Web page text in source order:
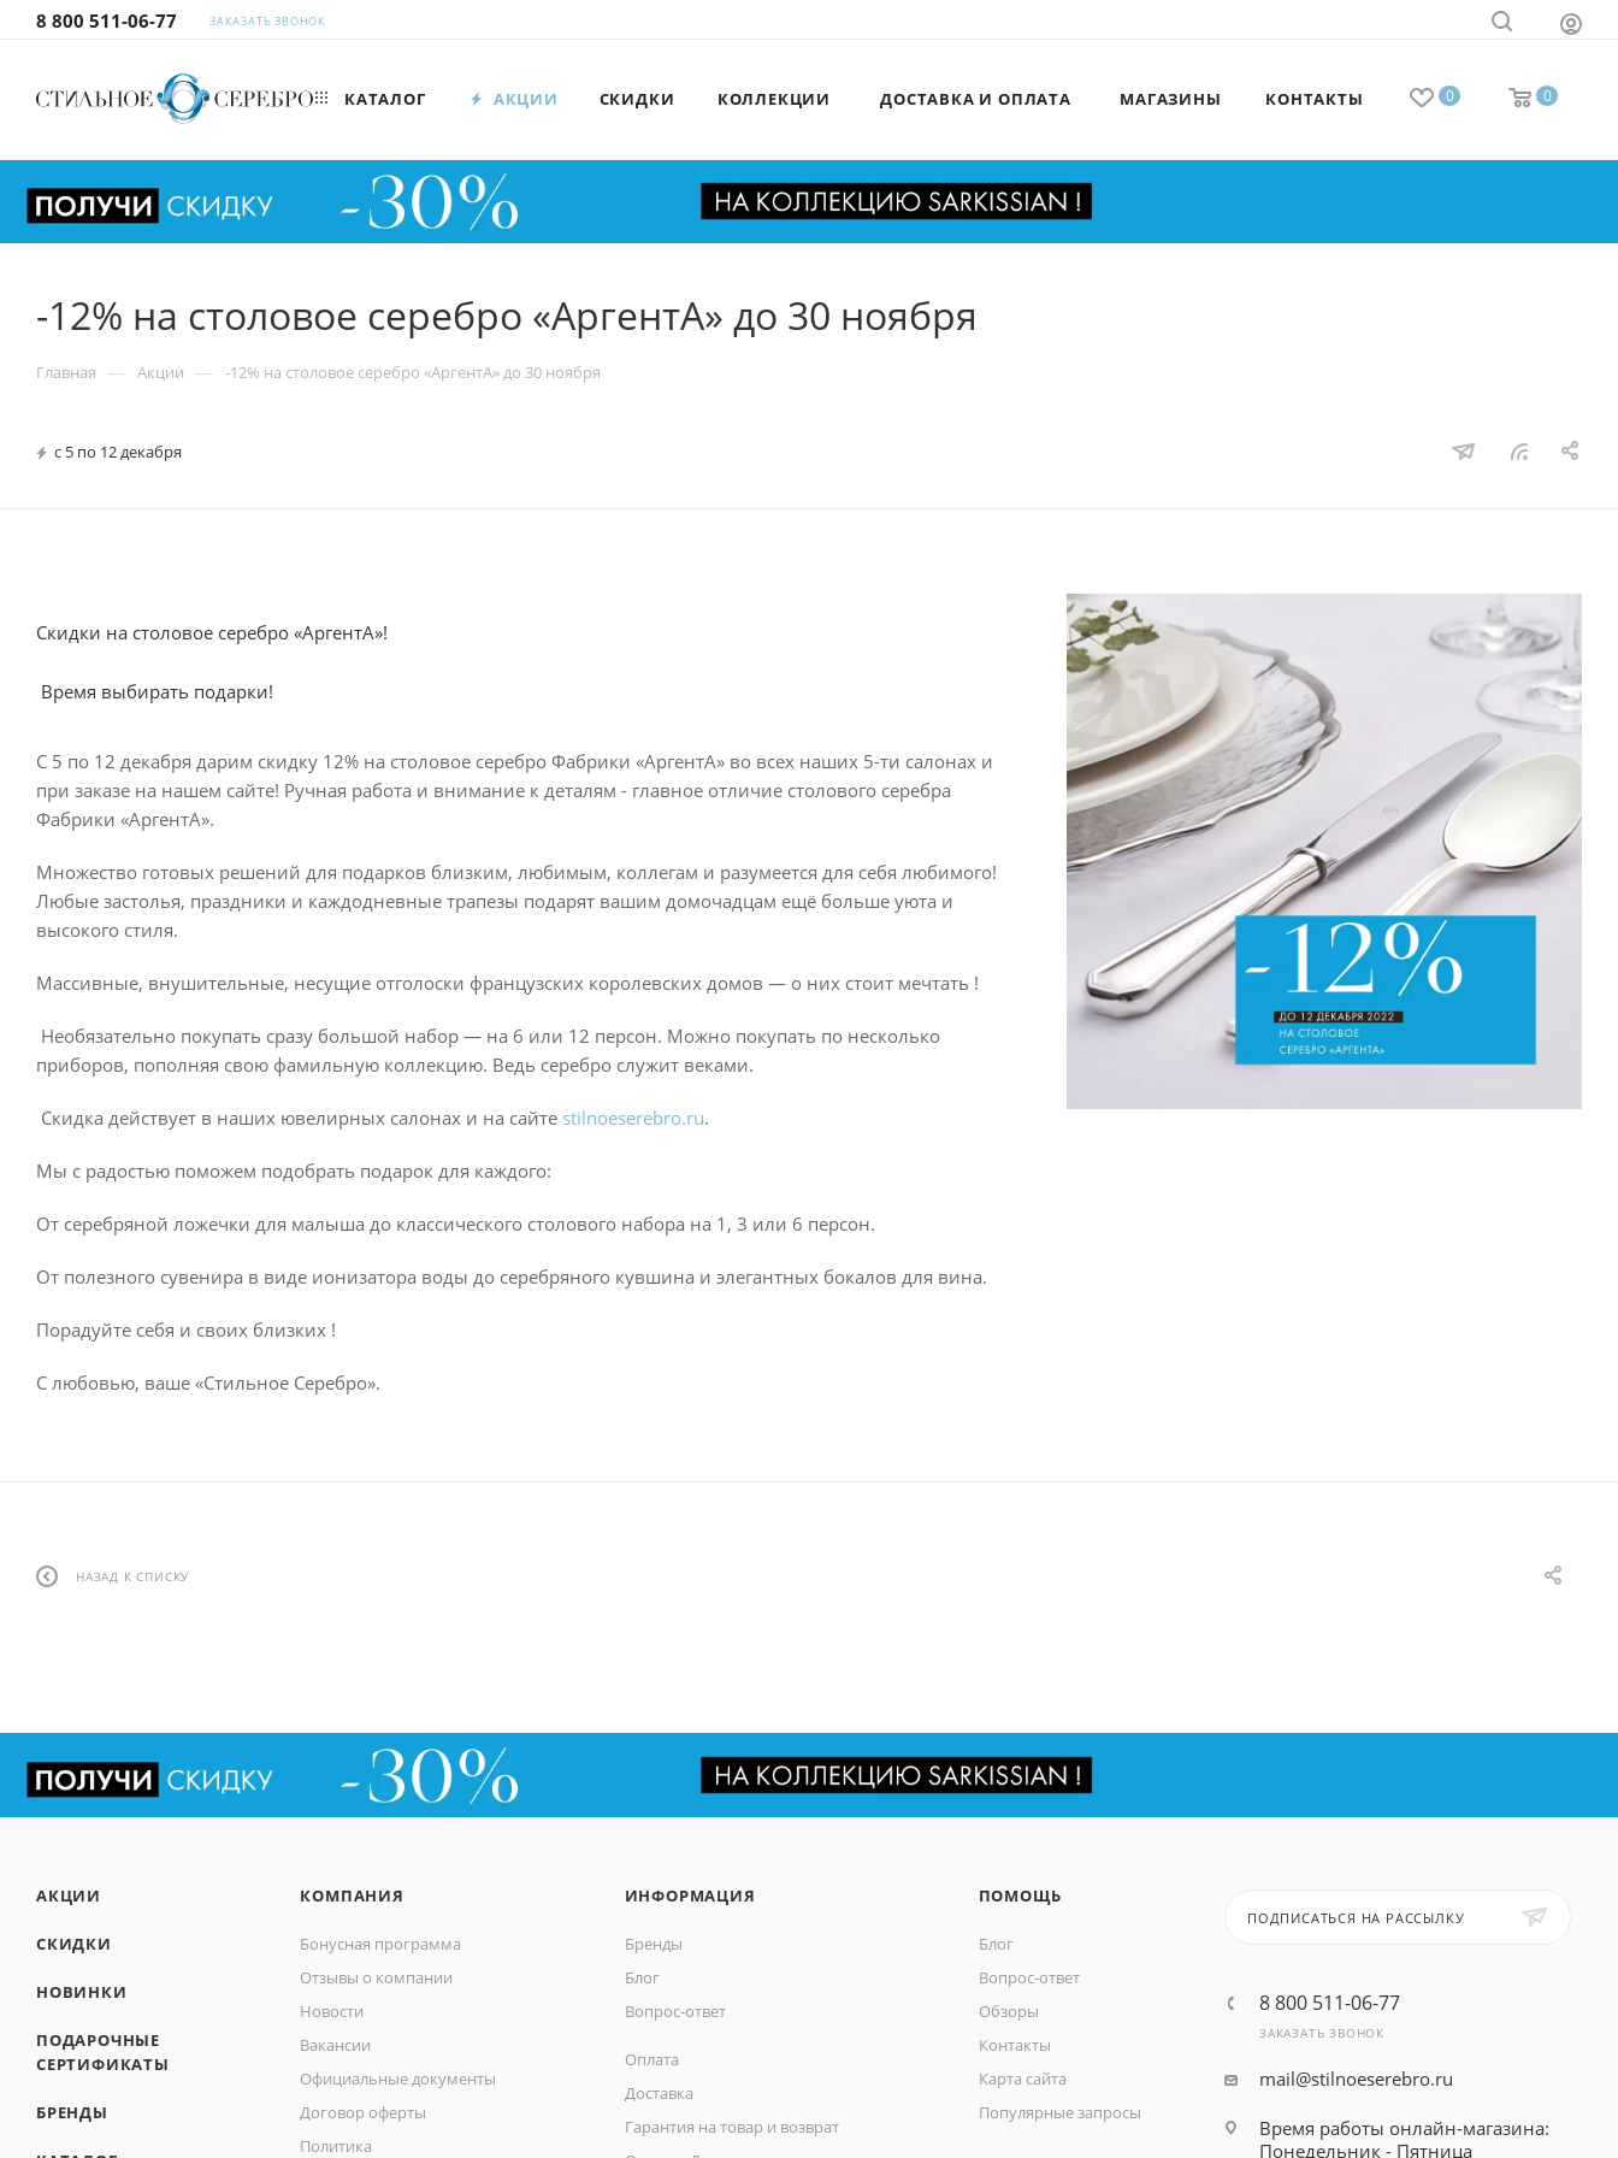
8 800 511-06-77 ЗАКАЗАТЬ ЗВОНОК
0 0
КАТАЛОГ АКЦИИ СКИДКИ КОЛЛЕКЦИИ ДОСТАВКА И ОПЛАТА МАГАЗИНЫ КОНТАКТЫ
-12% на столовое серебро «АргентА» до 30 ноября
Главная — Акции — -12% на столовое серебро «АргентА» до 30 ноября
с 5 по 12 декабря
Скидки на столовое серебро «АргентА»!
Время выбирать подарки!
С 5 по 12 декабря дарим скидку 12% на столовое серебро Фабрики «АргентА» во всех наших 5-ти салонах и
при заказе на нашем сайте! Ручная работа и внимание к деталям - главное отличие столового серебра
Фабрики «АргентА».
Множество готовых решений для подарков близким, любимым, коллегам и разумеется для себя любимого!
Любые застолья, праздники и каждодневные трапезы подарят вашим домочадцам ещё больше уюта и
высокого стиля.
Массивные, внушительные, несущие отголоски французских королевских домов — о них стоит мечтать !
Необязательно покупать сразу большой набор — на 6 или 12 персон. Можно покупать по несколько
приборов, пополняя свою фамильную коллекцию. Ведь серебро служит веками.
Скидка действует в наших ювелирных салонах и на сайте stilnoeserebro.ru.
Мы с радостью поможем подобрать подарок для каждого:
От серебряной ложечки для малыша до классического столового набора на 1, 3 или 6 персон.
От полезного сувенира в виде ионизатора воды до серебряного кувшина и элегантных бокалов для вина.
Порадуйте себя и своих близких !
С любовью, ваше «Стильное Серебро».
НАЗАД К СПИСКУ
АКЦИИ
СКИДКИ
НОВИНКИ
ПОДАРОЧНЫЕ
СЕРТИФИКАТЫ
БРЕНДЫ
КОМПАНИЯ
Бонусная программа
Отзывы о компании
Новости
Вакансии
Официальные документы
Договор оферты
Политика
ИНФОРМАЦИЯ
Бренды
Блог
Вопрос-ответ
Оплата
Доставка
Гарантия на товар и возврат
ПОМОЩЬ
Блог
Вопрос-ответ
Обзоры
Контакты
Карта сайта
Популярные запросы
ПОДПИСАТЬСЯ НА РАССЫЛКУ
8 800 511-06-77
ЗАКАЗАТЬ ЗВОНОК
mail@stilnoeserebro.ru
Время работы онлайн-магазина:
Понедельник - Пятница